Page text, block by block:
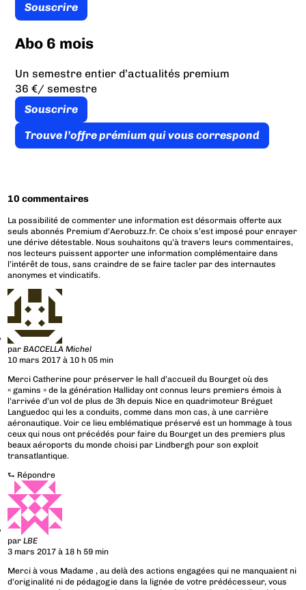
Souscrire
Abo 6 mois
Un semestre entier d’actualités premium
36 €/ semestre
Souscrire
Trouve l’offre prémium qui vous correspond
10 commentaires
La possibilité de commenter une information est désormais offerte aux
seuls abonnés Premium d’Aerobuzz.fr. Ce choix s’est imposé pour enrayer
une dérive détestable. Nous souhaitons qu’à travers leurs commentaires,
nos lecteurs puissent apporter une information complémentaire dans
l’intérêt de tous, sans craindre de se faire tacler par des internautes
anonymes et vindicatifs.
parBACCELLA Michel
10 mars 2017 à 10 h 05 min
Merci Catherine pour préserver le hall d’accueil du Bourget où des
« gamins » de la génération Halliday ont connus leurs premiers émois à
l’arrivée d’un vol de plus de 3h depuis Nice en quadrimoteur Bréguet
Languedoc qui les a conduits, comme dans mon cas, à une carrière
aéronautique. Voir ce lieu emblématique préservé est un hommage à tous
ceux qui nous ont précédés pour faire du Bourget un des premiers plus
beaux aéroports du monde choisi par Lindbergh pour son exploit
transatlantique.
⮑ Répondre
parLBE
3 mars 2017 à 18 h 59 min
Merci à vous Madame , au delà des actions engagées qui ne manquaient ni
d’originalité ni de pédagogie dans la lignée de votre prédécesseur, vous